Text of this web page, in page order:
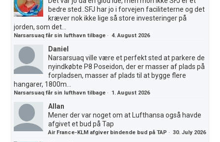
bedre sted..SFJ har jo i forvejen faciliteterne og det
kræver nok ikke lige så store investeringer på
jorden, som det...
Narsarsuaq får sin lufthavn tilbage ·4. August 2026
Daniel
Narsarsuaq ville være et perfekt sted at parkere de
nyindkøbte P8 Poseidon, der er masser af plads på
forpladsen, masser af plads til at bygge flere
hangarer, 1800m...
Narsarsuaq får sin lufthavn tilbage · 1. August 2026
Allan
Mener der var noget om at Lufthansa også havde
afgivet et bud på Tap
Air France-KLM afgiver bindende bud på TAP ·30. July 2026